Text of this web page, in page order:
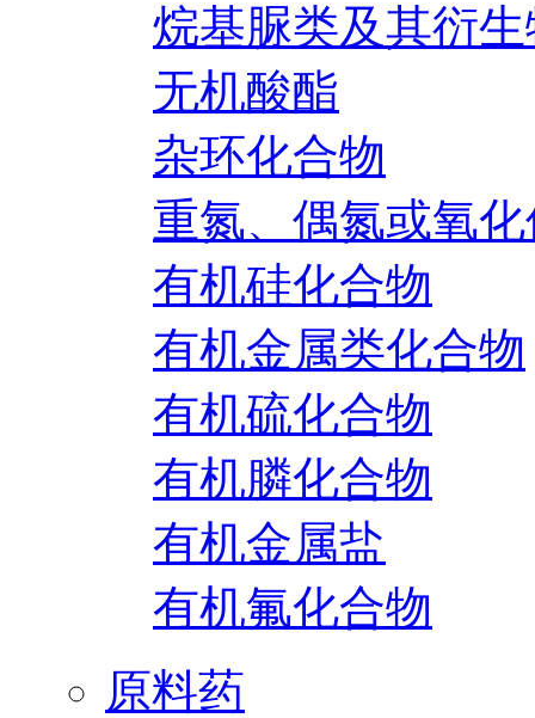
烷基脲类及其衍
无机酸酯
杂环化合物
重氮、偶氮或氧
有机硅化合物
有机金属类化合物
有机硫化合物
有机膦化合物
有机金属盐
有机氟化合物
原料药